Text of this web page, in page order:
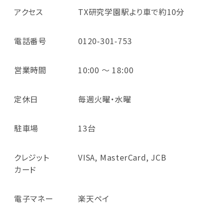
アクセス TX研究学園駅より車で約10分
電話番号 0120-301-753
営業時間 10:00 ～ 18:00
定休日 毎週火曜・水曜
駐車場 13台
クレジット
カード
VISA, MasterCard, JCB
電子マネー 楽天ペイ